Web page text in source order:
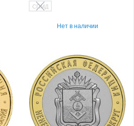
СПМД
Нет в наличии